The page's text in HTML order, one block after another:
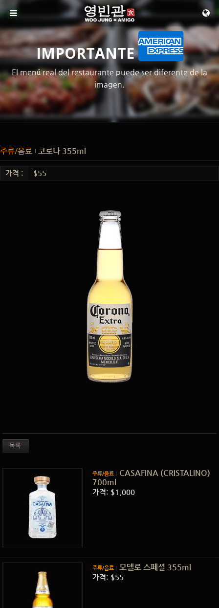
메뉴 건너뛰기
IMPORTANTE
El menú real del restaurante puede ser diferente de la
imagen.
주류/음료 코로나 355ml
가격 : $55
목록
주류/음료
CASAFINA (CRISTALINO)
700ml
가격: $1,000
주류/음료 모델로 스페셜 355ml
가격: $55